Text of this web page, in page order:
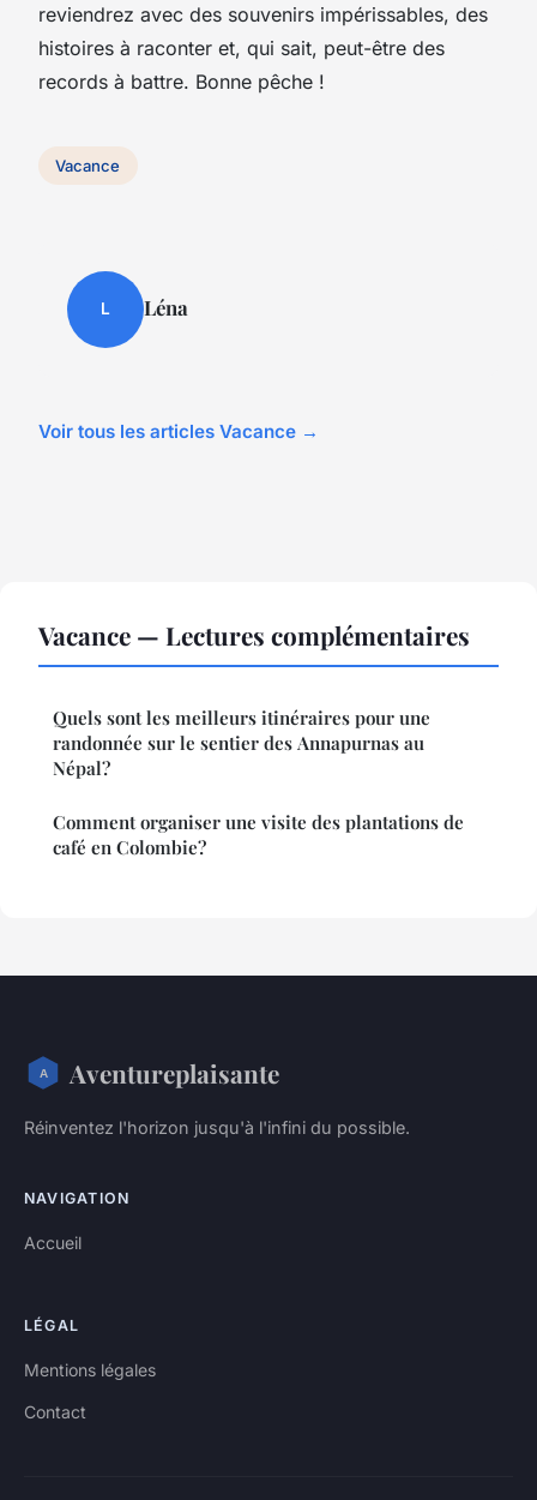
reviendrez avec des souvenirs impérissables, des
histoires à raconter et, qui sait, peut-être des
records à battre. Bonne pêche !
Vacance
L Léna
Voir tous les articles Vacance →
Vacance — Lectures complémentaires
Quels sont les meilleurs itinéraires pour une
randonnée sur le sentier des Annapurnas au
Népal?
Comment organiser une visite des plantations de
café en Colombie?
Aventureplaisante
Réinventez l'horizon jusqu'à l'infini du possible.
NAVIGATION
Accueil
LÉGAL
Mentions légales
Contact